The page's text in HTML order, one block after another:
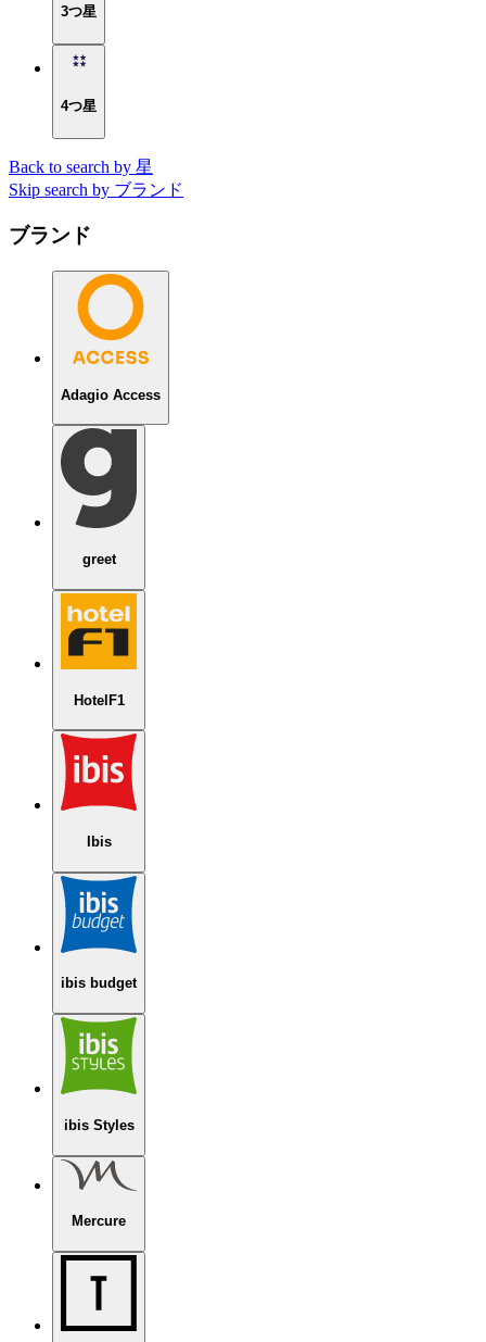
3つ星
4つ星
Back to search by 星
Skip search by ブランド
ブランド
Adagio Access
greet
HotelF1
Ibis
ibis budget
ibis Styles
Mercure